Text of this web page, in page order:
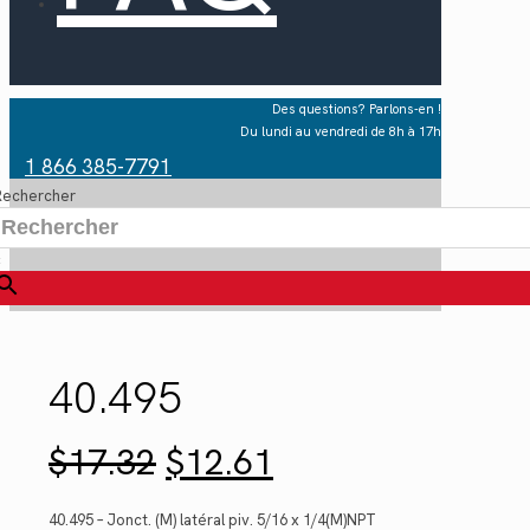
Des questions? Parlons-en !
Du lundi au vendredi de 8h à 17h
1 866 385-7791
40.495
$17.32 Le
prix
initial
$12.61prix
actuel
40.495 – Jonct. (M) latéral piv. 5/16 x 1/4(M)NPT